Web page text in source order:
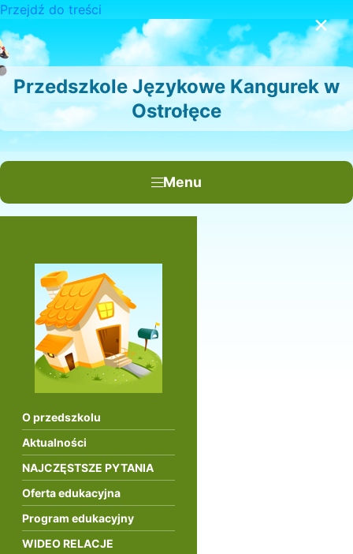
Przejdź do treści
Przedszkole Językowe Kangurek w
Ostrołęce
Menu
×
O przedszkolu
Aktualności
NAJCZĘSTSZE PYTANIA
Oferta edukacyjna
Program edukacyjny
WIDEO RELACJE